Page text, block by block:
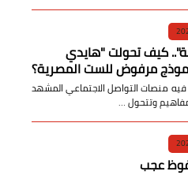
كيف تحولت "هايدي
مرفوض للست المصرية؟
منصات التواصل الاجتماعي المشهد
وتتحول …
عجب